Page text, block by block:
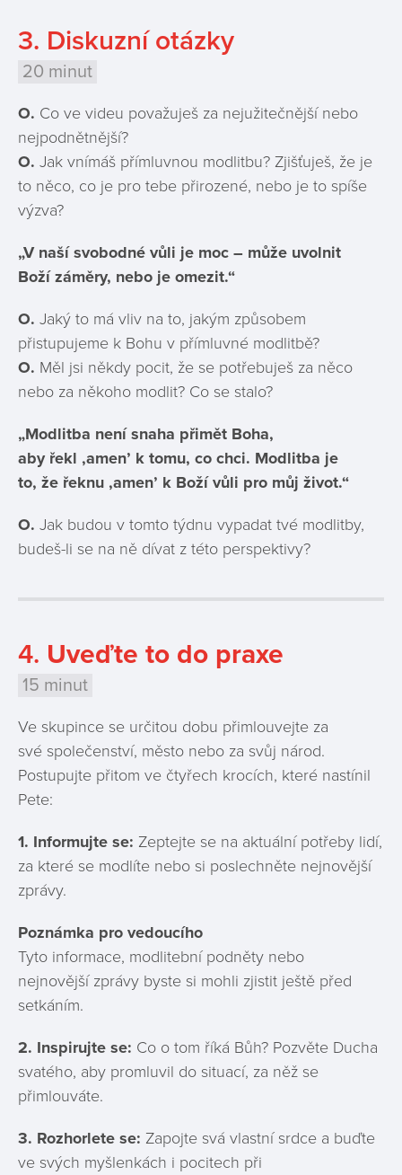
3. Diskuzní otázky
20 minut
O. Co ve videu považuješ za nejužitečnější nebo
nejpodnětnější?
O. Jak vnímáš přímluvnou modlitbu? Zjišťuješ, že je
to něco, co je pro tebe přirozené, nebo je to spíše
výzva?
„V naší svobodné vůli je moc – může uvolnit
Boží záměry, nebo je omezit.“
O. Jaký to má vliv na to, jakým způsobem
přistupujeme k Bohu v přímluvné modlitbě?
O. Měl jsi někdy pocit, že se potřebuješ za něco
nebo za někoho modlit? Co se stalo?
„Modlitba není snaha přimět Boha,
aby řekl ,amen’ k tomu, co chci. Modlitba je
to, že řeknu ,amen’ k Boží vůli pro můj život.“
O. Jak budou v tomto týdnu vypadat tvé modlitby,
budeš-li se na ně dívat z této perspektivy?
4. Uveďte to do praxe
15 minut
Ve skupince se určitou dobu přimlouvejte za
své společenství, město nebo za svůj národ.
Postupujte přitom ve čtyřech krocích, které nastínil
Pete:
1. Informujte se: Zeptejte se na aktuální potřeby lidí,
za které se modlíte nebo si poslechněte nejnovější
zprávy.
Poznámka pro vedoucího
Tyto informace, modlitební podněty nebo
nejnovější zprávy byste si mohli zjistit ještě před
setkáním.
2. Inspirujte se: Co o tom říká Bůh? Pozvěte Ducha
svatého, aby promluvil do situací, za něž se
přimlouváte.
3. Rozhorlete se: Zapojte svá vlastní srdce a buďte
ve svých myšlenkách i pocitech při